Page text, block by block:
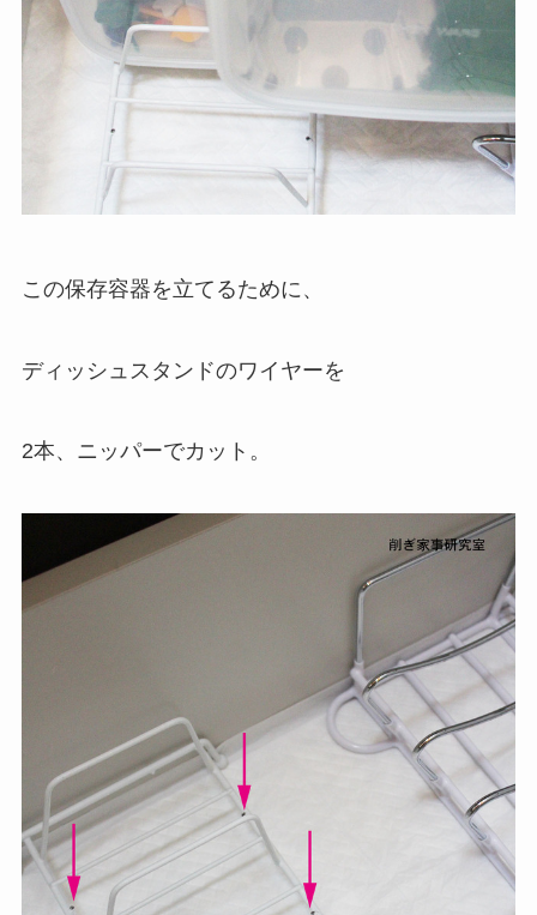
この保存容器を立てるために、
ディッシュスタンドのワイヤーを
2本、ニッパーでカット。